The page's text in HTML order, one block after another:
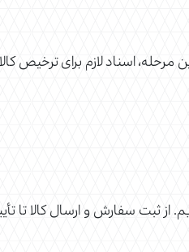
اسناد لازم برای ترخیص
ثبت سفارش و ارسال کالا تا